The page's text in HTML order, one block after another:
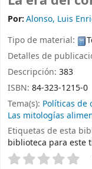
Por:Alonso, Luis
Tipo de material:
Detalles de
Descripción: 383
ISBN: 84-323-1215-0
Tema(s): Políticas de
Las mitologías
Etiquetas de esta
biblioteca para este
Valoración